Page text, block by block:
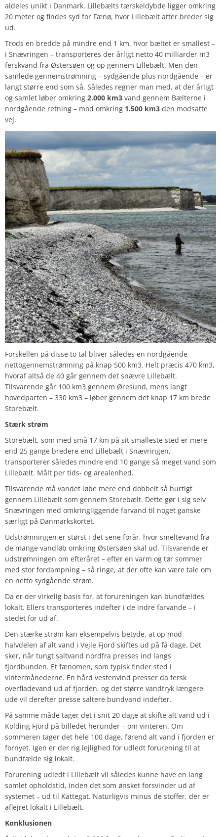
aldeles unikt i Danmark. Lillebælts tærskeldybde ligger omkring
20 meter og findes syd for Fænø, hvor Lillebælt atter breder sig
ud.
Trods en bredde på mindre end 1 km, hvor bæltet er smallest –
i Snævringen – transporteres der årligt netto 40 milliarder m3
ferskvand fra Østersøen og op gennem Lillebælt. Men den
samlede gennemstrømning – sydgående plus nordgående – er
langt større end som så. Således regner man med, at der årligt
og samlet løber omkring 2.000 km3 vand gennem Bælterne i
nordgående retning – mod omkring 1.500 km3 den modsatte
vej.
Forskellen på disse to tal bliver således en nordgående
nettogennemstrømning på knap 500 km3. Helt præcis 470 km3,
hvoraf altså de 40 går gennem det snævre Lillebælt.
Tilsvarende går 100 km3 gennem Øresund, mens langt
hovedparten – 330 km3 – løber gennem det knap 17 km brede
Storebælt.
Stærk strøm
Storebælt, som med små 17 km på sit smalleste sted er mere
end 25 gange bredere end Lillebælt i Snævringen,
transporterer således mindre end 10 gange så meget vand som
Lillebælt. Målt per tids- og arealenhed.
Tilsvarende må vandet løbe mere end dobbelt så hurtigt
gennem Lillebælt som gennem Storebælt. Dette gør i sig selv
Snævringen med omkringliggende farvand til noget ganske
særligt på Danmarkskortet.
Udstrømningen er størst i det sene forår, hvor smeltevand fra
de mange vandløb omkring Østersøen skal ud. Tilsvarende er
udstrømningen om efteråret – efter en varm og tør sommer
med stor fordampning – så ringe, at der ofte kan være tale om
en netto sydgående strøm.
Da er der virkelig basis for, at forureningen kan bundfældes
lokalt. Ellers transporteres indefter i de indre farvande – i
stedet for ud af.
Den stærke strøm kan eksempelvis betyde, at op mod
halvdelen af alt vand i Vejle Fjord skiftes ud på få dage. Det
sker, når tungt saltvand nordfra presses ind langs
fjordbunden. Et fænomen, som typisk finder sted i
vintermånederne. En hård vestenvind presser da fersk
overfladevand ud af fjorden, og det større vandtryk længere
ude vil derefter presse saltere bundvand indefter.
På samme måde tager det i snit 20 dage at skifte alt vand ud i
Kolding Fjord på billedet herunder – om vinteren. Om
sommeren tager det hele 100 dage, førend alt vand i fjorden er
fornyet. Igen er der rig lejlighed for udledt forurening til at
bundfælde sig lokalt.
Forurening udledt i Lillebælt vil således kunne have en lang
samlet opholdstid, inden det som ønsket forsvinder ud af
systemet – ud til Kattegat. Naturligvis minus de stoffer, der er
aflejret lokalt i Lillebælt.
Konklusionen